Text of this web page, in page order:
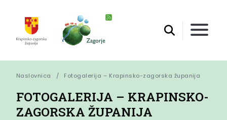
Naslovnica Fotogalerija – Krapinsko-zagorska županija
FOTOGALERIJA – KRAPINSKO-
ZAGORSKA ŽUPANIJA